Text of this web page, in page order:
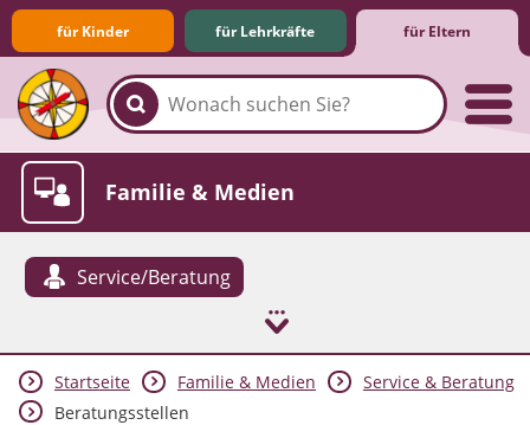
für Kinder für Lehrkräfte für Eltern
Familie & Medien
Service/Beratung
Spieletipps & Lernsoftware
Die Jüngsten im Netz
Lexikon
Aktuelles
Startseite Familie & Medien
Service & Beratung
Beratungsstellen